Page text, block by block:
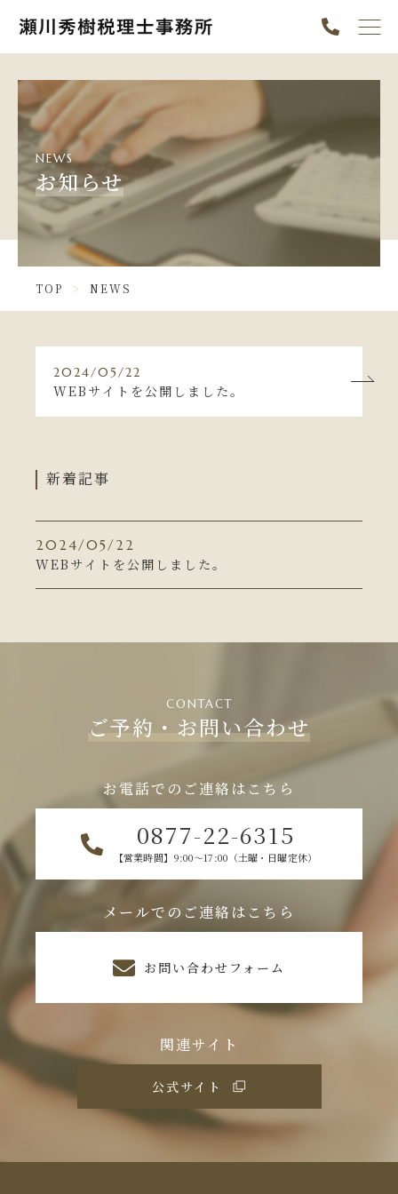
TOP
ABOUT
SERVICE
NEWS
CONTENTS
キャンペーン一覧
お問い合わせフォーム
NEWS
お知らせ
TOP NEWS
2024/05/22
WEBサイトを公開しました。
新着記事
2024/05/22
WEBサイトを公開しました。
CONTACT
ご予約・お問い合わせ
お電話でのご連絡はこちら
0877-22-6315
【営業時間】9:00～17:00（土曜・日曜定休）
メールでのご連絡はこちら
お問い合わせフォーム
関連サイト
公式サイト